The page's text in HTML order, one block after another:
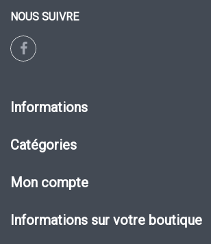
NOUS SUIVRE
Informations
Catégories
Mon compte
Informations sur votre boutique